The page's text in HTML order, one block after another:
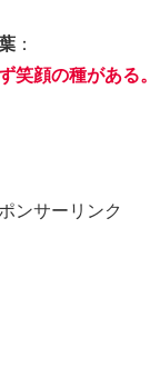
：
笑顔の種がある。
ンサーリンク